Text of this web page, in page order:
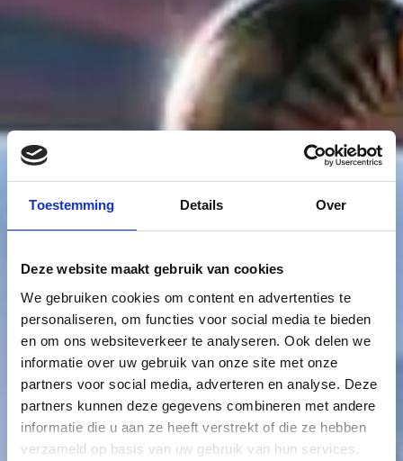
Toestemming Details Over
Deze website maakt gebruik van cookies
We gebruiken cookies om content en advertenties te
personaliseren, om functies voor social media te bieden
en om ons websiteverkeer te analyseren. Ook delen we
informatie over uw gebruik van onze site met onze
partners voor social media, adverteren en analyse. Deze
partners kunnen deze gegevens combineren met andere
informatie die u aan ze heeft verstrekt of die ze hebben
verzameld op basis van uw gebruik van hun services.